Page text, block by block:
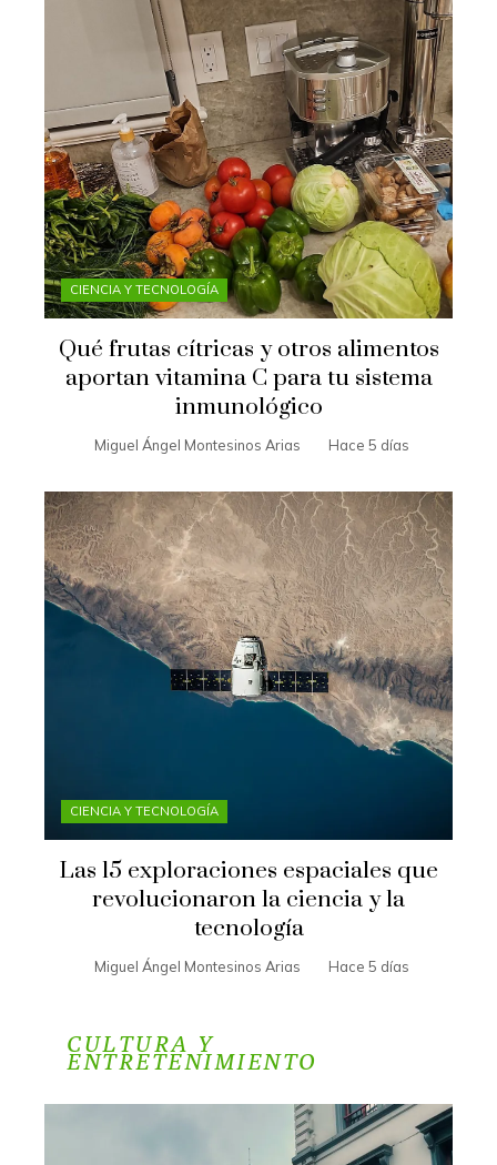
CIENCIA Y TECNOLOGÍA
Qué frutas cítricas y otros alimentos
aportan vitamina C para tu sistema
inmunológico
Miguel Ángel Montesinos Arias Hace 5 días
CIENCIA Y TECNOLOGÍA
Las 15 exploraciones espaciales que
revolucionaron la ciencia y la
tecnología
Miguel Ángel Montesinos Arias Hace 5 días
CULTURA Y
ENTRETENIMIENTO